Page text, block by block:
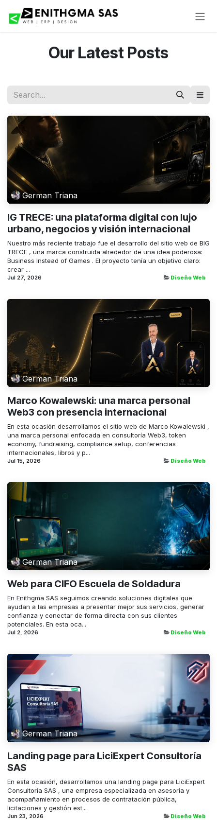
Skip to Content
Our Latest Posts
German Triana
IG TRECE: una plataforma digital con lujo
urbano, negocios y visión internacional
Nuestro más reciente trabajo fue el desarrollo del sitio web de BIG
TRECE , una marca construida alrededor de una idea poderosa:
Business Instead of Games . El proyecto tenía un objetivo claro:
crear ...
Jul 27, 2026 Diseño Web
German Triana
Marco Kowalewski: una marca personal
Web3 con presencia internacional
En esta ocasión desarrollamos el sitio web de Marco Kowalewski ,
una marca personal enfocada en consultoría Web3, token
economy, fundraising, compliance setup, conferencias
internacionales, libros y p...
Jul 15, 2026 Diseño Web
German Triana
Web para CIFO Escuela de Soldadura
En Enithgma SAS seguimos creando soluciones digitales que
ayudan a las empresas a presentar mejor sus servicios, generar
confianza y conectar de forma directa con sus clientes
potenciales. En esta oca...
Jul 2, 2026 Diseño Web
German Triana
Landing page para LiciExpert Consultoría
SAS
En esta ocasión, desarrollamos una landing page para LiciExpert
Consultoría SAS , una empresa especializada en asesoría y
acompañamiento en procesos de contratación pública,
licitaciones y gestión est...
Jun 23, 2026 Diseño Web